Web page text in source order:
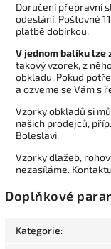
Doručení přepravní
odeslání. Poštovné
platbě dobírkou.
V jednom balíku lze
takový vzorek, z
obkladu. Pokud
a ozveme se Vám s
Vzorky obkladů si
našich prodejců,
Boleslavi.
Vzorky dlažeb,
nezasíláme.
Doplňkové
Kategorie: